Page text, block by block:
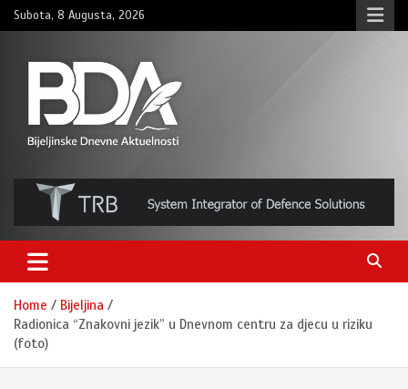
Skip
to
Subota, 8 Augusta, 2026
BNDAN.com
Home
Bijeljina
Radionica “Znakovni jezik” u Dnevnom centru za djecu u riziku
(foto)